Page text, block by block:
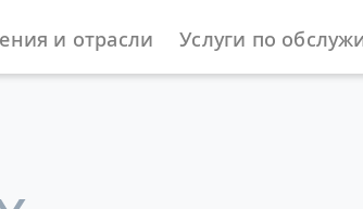
и отрасли Услуги по